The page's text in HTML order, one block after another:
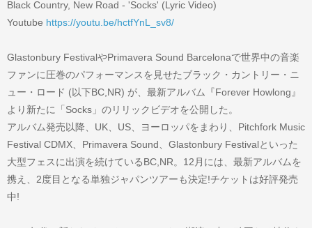
Black Country, New Road - 'Socks' (Lyric Video)
Youtube https://youtu.be/hctfYnL_sv8/
Glastonbury FestivalやPrimavera Sound Barcelonaで世界中の音楽
ファンに圧巻のパフォーマンスを見せたブラック・カントリー・ニ
ュー・ロード (以下BC,NR) が、最新アルバム『Forever Howlong』
より新たに「Socks」のリリックビデオを公開した。
アルバム発売以降、UK、US、ヨーロッパをまわり、Pitchfork Music
Festival CDMX、Primavera Sound、Glastonbury Festivalといった
大型フェスに出演を続けているBC,NR。12月には、最新アルバムを
携え、2度目となる単独ジャパンツアーも決定!チケットは好評発売
中!